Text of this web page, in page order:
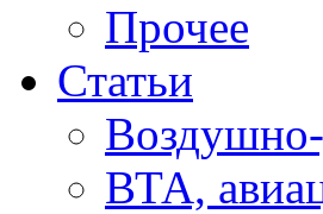
Прочее
Статьи
Воздушно-
ВТА,